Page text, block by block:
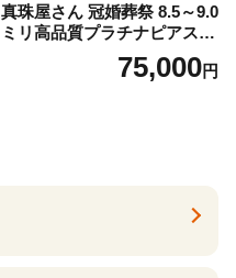
真珠屋さん 冠婚葬祭 8.5～9.0
ミリ高品質プラチナピアス P
t900 志摩産アコヤ真珠 ブラ
ックパール 黒真珠75,000円